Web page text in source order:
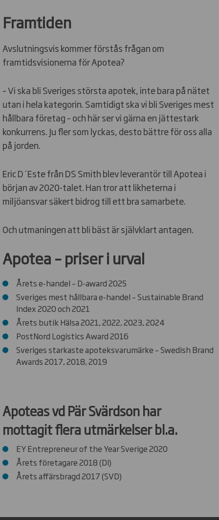
Framtiden
Avslutningsvis kommer förstås frågan om
framtidsvisionerna för Apotea?
– Vi ska bli Sveriges största apotek, inte bara på nätet
utan i hela kategorin. Samtidigt ska vi bli Sveriges mest
hållbara företag – och här ser vi gärna en jättestark
konkurrens. Ju fler som lyckas, desto bättre för oss alla
på jorden.
Eric D´Este från DS Smith blev leverantör till Apotea i
början av 2020-talet. Han tror att likheterna i
miljöansvar säkert bidrog till ett bra samarbete.
Och utmaningen att bli bäst är självklart antagen.
Apotea – priser i urval
Årets e-handel – D-award 2025
Sveriges mest hållbara e-handel – Sustainable Brand
Index 2020 och 2021
Årets butik Hälsa 2021, 2022, 2023, 2024
PostNord Logistics Award 2016
Sveriges starkaste apoteksvarumärke – Swedish Brand
Awards 2017, 2018, 2019
Apoteas vd Pär Svärdson har
mottagit flera utmärkelser bl.a.
EY Entrepreneur of the Year Sverige 2020
Årets företagare 2018 (DI)
Årets affärsbragd 2017 (SVD)